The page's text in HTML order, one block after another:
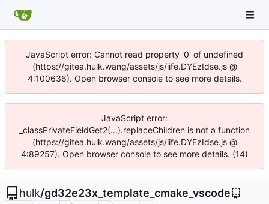
JavaScript error: Cannot read property '0' of undefined
(https://gitea.hulk.wang/assets/js/iife.DYEzIdse.js @
4:100636). Open browser console to see more details.
JavaScript error:
_classPrivateFieldGet2(...).replaceChildren is not a function
(https://gitea.hulk.wang/assets/js/iife.DYEzIdse.js @
4:89257). Open browser console to see more details. (14)
hulk/gd32e23x_template_cmake_vscode